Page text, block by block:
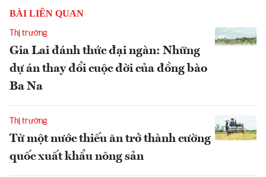
BÀI LIÊN QUAN
Thị trường
Gia Lai đánh thức đại ngàn: Những
dự án thay đổi cuộc đời của đồng bào
Ba Na
Thị trường
Từ một nước thiếu ăn trở thành cường
quốc xuất khẩu nông sản